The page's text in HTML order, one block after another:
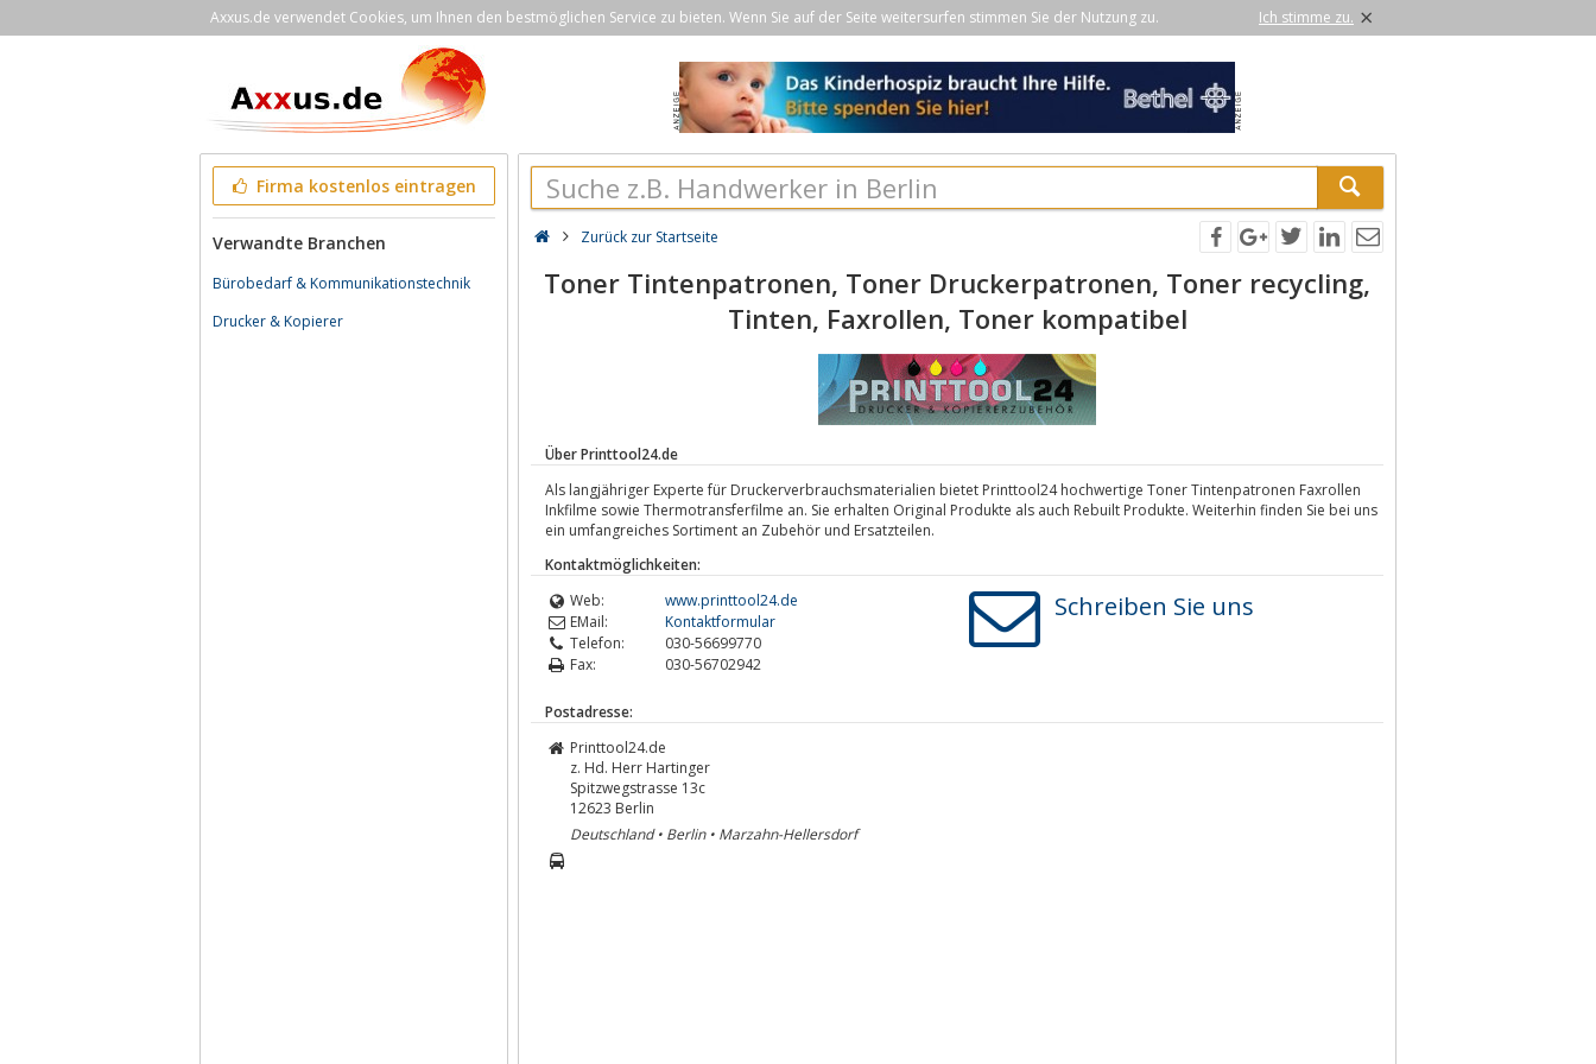
Axxus.de verwendet Cookies, um Ihnen den bestmöglichen Service zu bieten. Wenn Sie auf der Seite weitersurfen stimmen Sie der Nutzung zu. Ich stimme zu. ×
Firma kostenlos eintragen
Verwandte Branchen
Bürobedarf & Kommunikationstechnik
Drucker & Kopierer
Zurück zur Startseite
Toner Tintenpatronen, Toner Druckerpatronen, Toner recycling,
Tinten, Faxrollen, Toner kompatibel
Über Printtool24.de
Als langjähriger Experte für Druckerverbrauchsmaterialien bietet Printtool24 hochwertige Toner Tintenpatronen Faxrollen
Inkfilme sowie Thermotransferfilme an. Sie erhalten Original Produkte als auch Rebuilt Produkte. Weiterhin finden Sie bei uns
ein umfangreiches Sortiment an Zubehör und Ersatzteilen.
Kontaktmöglichkeiten:
Web:
www.printtool24.de
EMail:
Kontaktformular
Telefon:
030-56699770
Fax:
030-56702942
Schreiben Sie uns
Postadresse:
Printtool24.de
z. Hd. Herr Hartinger
Spitzwegstrasse 13c
12623 Berlin
Deutschland • Berlin • Marzahn-Hellersdorf